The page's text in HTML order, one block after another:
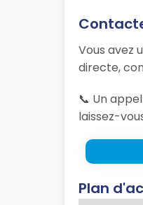
Vous avez
directe,
📞 Un
laissez-
Plan